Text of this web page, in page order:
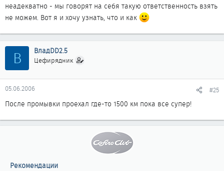
неадекватно - мы говорят на себя такую ответственность взять
не можем. Вот я и хочу узнать, что и как
В ВладDD2.5
Цефирядник
05.06.2006 #25
После промывки проехал где-то 1500 км пока все супер!
Рекомендации